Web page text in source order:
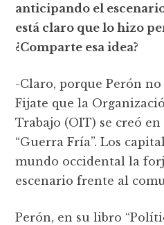
anticipando el
está claro que lo hizo
¿Comparte esa idea?
-Claro, porque Perón
Fijate que la
Trabajo (OIT) se creó
“Guerra Fría”. Los
mundo occidental la
escenario frente al
Perón, en su libro